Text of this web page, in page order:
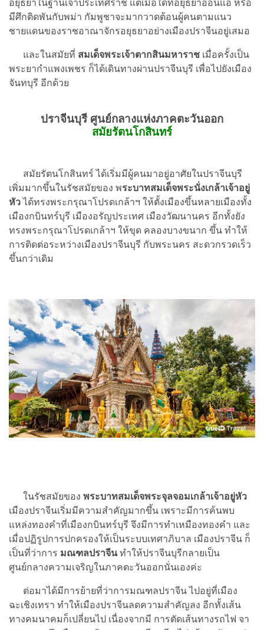
อยุธยาในฐานเจ้าประเทศราช แต่เมื่อใดที่อยุธยาอ่อนแอ หรือ
มีศึกติดพันกับพม่า กัมพูชาจะมากวาดต้อนผู้คนตามแนว
ชายแดนของราชอาณาจักรอยุธยาอย่างเมืองปราจีนอยู่เสมอ
และในสมัยที่ สมเด็จพระเจ้าตากสินมหาราช เมื่อครั้งเป็น
พระยากำแพงเพชร ก็ได้เดินทางผ่านปราจีนบุรี เพื่อไปยังเมือง
จันทบุรี อีกด้วย
ปราจีนบุรี ศูนย์กลางแห่งภาคตะวันออก
สมัยรัตนโกสินทร์
สมัยรัตนโกสินทร์ ได้เริ่มมีผู้คนมาอยู่อาศัยในปราจีนบุรี
เพิ่มมากขึ้นในรัชสมัยของ พระบาทสมเด็จพระนั่งเกล้าเจ้าอยู่
หัวได้ทรงพระกรุณาโปรดเกล้าฯ ให้ตั้งเมืองขึ้นหลายเมืองทั้ง
เมืองกบินทร์บุรี เมืองอรัญประเทศ เมืองวัฒนานคร อีกทั้งยัง
ทรงพระกรุณาโปรดเกล้าฯ ให้ขุด คลองบางขนาก ขึ้น ทำให้
การติดต่อระหว่างเมืองปราจีนบุรี กับพระนคร สะดวกรวดเร็ว
ขึ้นกว่าเดิม
ในรัชสมัยของ พระบาทสมเด็จพระจุลจอมเกล้าเจ้าอยู่หัว
เมืองปราจีนเริ่มมีความสำคัญมากขึ้น เพราะมีการค้นพบ
แหล่งทองคำที่เมืองกบินทร์บุรี จึงมีการทำเหมืองทองคำ และ
เมื่อปฏิรูปการปกครองให้เป็นระบบเทศาภิบาล เมืองปราจีน ก็
เป็นที่ว่าการ มณฑลปราจีนทำให้ปราจีนบุรีกลายเป็น
ศูนย์กลางความเจริญในภาคตะวันออกนั่นเองค่ะ
ต่อมาได้มีการย้ายที่ว่าการมณฑลปราจีน ไปอยู่ที่เมือง
ฉะเชิงเทรา ทำให้เมืองปราจีนลดความสำคัญลง อีกทั้งเส้น
ทางคมนาคมก็เปลี่ยนไป เนื่องจากมี การตัดเส้นทางรถไฟ จา